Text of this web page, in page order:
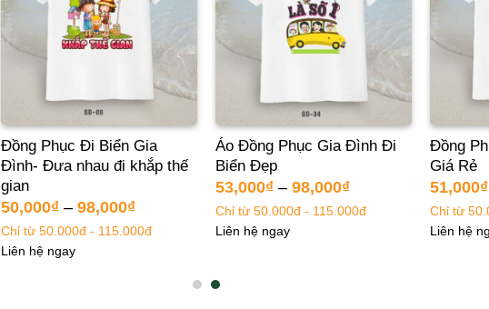
Đồng
Giá Rẻ
51,000₫
Chỉ từ
Liên hệ
Áo Đồng Phục Gia Đình Đi
Biển Đẹp
53,000₫ –98,000₫
Chỉ từ 50.000đ - 115.000đ
Liên hệ ngay
Đồng Phục Đi Biển Gia
Đình- Đưa nhau đi khắp thế
gian
50,000₫ –98,000₫
Chỉ từ 50.000đ - 115.000đ
Liên hệ ngay